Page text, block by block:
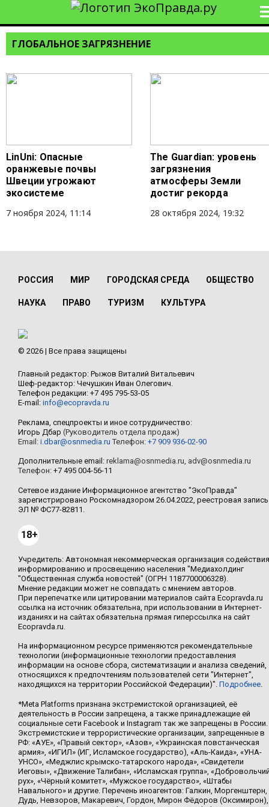
ГЛОБАЛЬНОЕ ЗАГРЯЗНЕНИЕ
LinUni: Опасные
оранжевые почвы
Швеции угрожают
экосистеме
7 ноября 2024, 11:14
The Guardian: уровень
загрязнения
атмосферы Земли
достиг рекорда
28 октября 2024, 19:32
РОССИЯ МИР ГОРОДСКАЯ СРЕДА ОБЩЕСТВО
НАУКА ПРАВО ТУРИЗМ КУЛЬТУРА
© 2026 | Все права защищены
Главный редактор: Рыжов Виталий Витальевич
Шеф-редактор: Чечушкин Иван Олегович.
Телефон редакции: +7 495 795-53-05
E-mail: info@ecopravda.ru
Реклама, спецпроекты и иное сотрудничество:
Игорь Дбар (Руководитель отдела продаж)
Email: i.dbar@osnmedia.ru Телефон: +7 909 936-02-90
Дополнительные email: reklama@osnmedia.ru, adv@osnmedia.ru
Телефон: +7 495 004-56-11
Сетевое издание Информационное агентство "ЭкоПравда"
зарегистрировано Роскомнадзором 26.04.2022, реестровая запись
ЭЛ № ФС77-82811.
18+
Учредитель: Автономная некоммерческая организация содействия
информированию и просвещению населения "Медиахолдинг
"Общественная служба новостей" (ОГРН 1187700006328).
Мнение редакции может не совпадать с мнением авторов.
При перепечатке или цитировании материалов сайта Ecopravda.ru
ссылка на источник обязательна, при использовании в Интернет-
изданиях и на сайтах обязательна прямая гиперссылка на сайт
Ecopravda.ru.
На информационном ресурсе применяются рекомендательные
технологии (информационные технологии предоставления
информации на основе сбора, систематизации и анализа сведений,
относящихся к предпочтениям пользователей сети "Интернет",
находящихся на территории Российской Федерации)". Подробнее.
*Meta Platforms признана экстремистской организацией, её
деятельность в России запрещена, а также принадлежащие ей
социальные сети Facebook и Instagram так же запрещены в России.
Экстремистские и террористические организации, запрещенные в
РФ: «АУЕ», «Правый сектор», «Азов», «Украинская повстанческая
армия», «ИГИЛ» (ИГ, Исламское государство), «Аль-Каида», «УНА-
УНСО», «Меджлис крымско-татарского народа», «Свидетели
Иеговы», «Движение Талибан», «Исламская группа»,
рух», «Чёрный комитет», «Мужское государство», «Штабы
Навального» и другие. Перечень иноагентов: Галкин, Моргенштерн,
Дудь, Невзоров, Макаревич, Гордон, Мирон Фёдоров (Оксимирон),